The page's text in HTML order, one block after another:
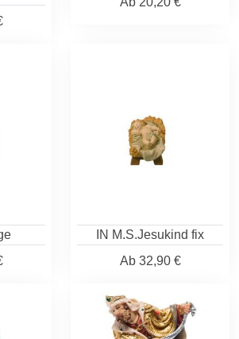
IN M.S.Jesukind fix
Ab32,90 €